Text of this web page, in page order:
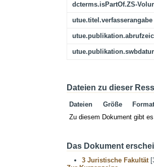
dcterms.isPartOf.ZS-
utue.titel.verfasserangabe
Dateien zu dieser
Dateien Größe
Format
Zu diesem Dokument gibt
Das Dokument
3 Juristische Fakultät